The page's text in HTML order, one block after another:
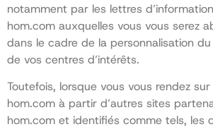
notamment par les lettres
hom.com auxquelles vous vous serez
dans le cadre de la personnalisation
de vos centres d’intérêts.
Toutefois, lorsque vous vous rendez
hom.com à partir d’autres sites
hom.com et identifiés comme tels, les